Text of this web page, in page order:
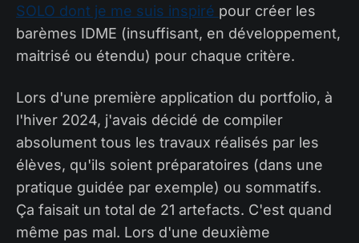
SOLO dont je me suis inspiré pour créer les
barèmes IDME (insuffisant, en développement,
maitrisé ou étendu) pour chaque critère.
Lors d'une première application du portfolio, à
l'hiver 2024, j'avais décidé de compiler
absolument tous les travaux réalisés par les
élèves, qu'ils soient préparatoires (dans une
pratique guidée par exemple) ou sommatifs.
Ça faisait un total de 21 artefacts. C'est quand
même pas mal. Lors d'une deuxième